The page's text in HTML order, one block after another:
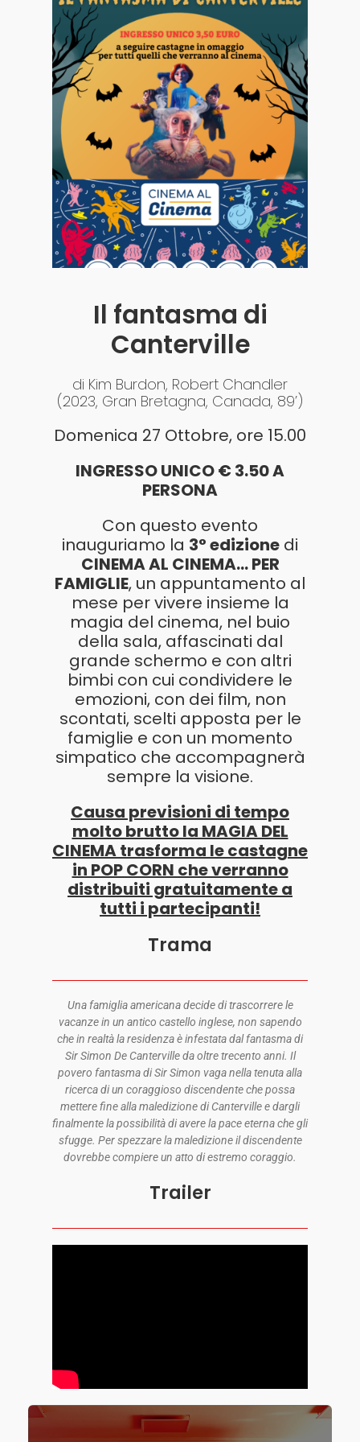
Acquista i biglietti
Il fantasma di
Canterville
di Kim Burdon, Robert Chandler
(2023, Gran Bretagna, Canada, 89’)
Domenica 27 Ottobre, ore 15.00
INGRESSO UNICO € 3.50 A
PERSONA
Con questo evento
inauguriamo la 3° edizione di
CINEMA AL CINEMA… PER
FAMIGLIE, un appuntamento al
mese per vivere insieme la
magia del cinema, nel buio
della sala, affascinati dal
grande schermo e con altri
bimbi con cui condividere le
emozioni, con dei film, non
scontati, scelti apposta per le
famiglie e con un momento
simpatico che accompagnerà
sempre la visione.
Causa previsioni di tempo
molto brutto la MAGIA DEL
CINEMA trasforma le castagne
in POP CORN che verranno
distribuiti gratuitamente a
tutti i partecipanti!
Trama
Una famiglia americana decide di trascorrere le
vacanze in un antico castello inglese, non sapendo
che in realtà la residenza è infestata dal fantasma di
Sir Simon De Canterville da oltre trecento anni. Il
povero fantasma di Sir Simon vaga nella tenuta alla
ricerca di un coraggioso discendente che possa
mettere fine alla maledizione di Canterville e dargli
finalmente la possibilità di avere la pace eterna che gli
sfugge. Per spezzare la maledizione il discendente
dovrebbe compiere un atto di estremo coraggio.
Trailer